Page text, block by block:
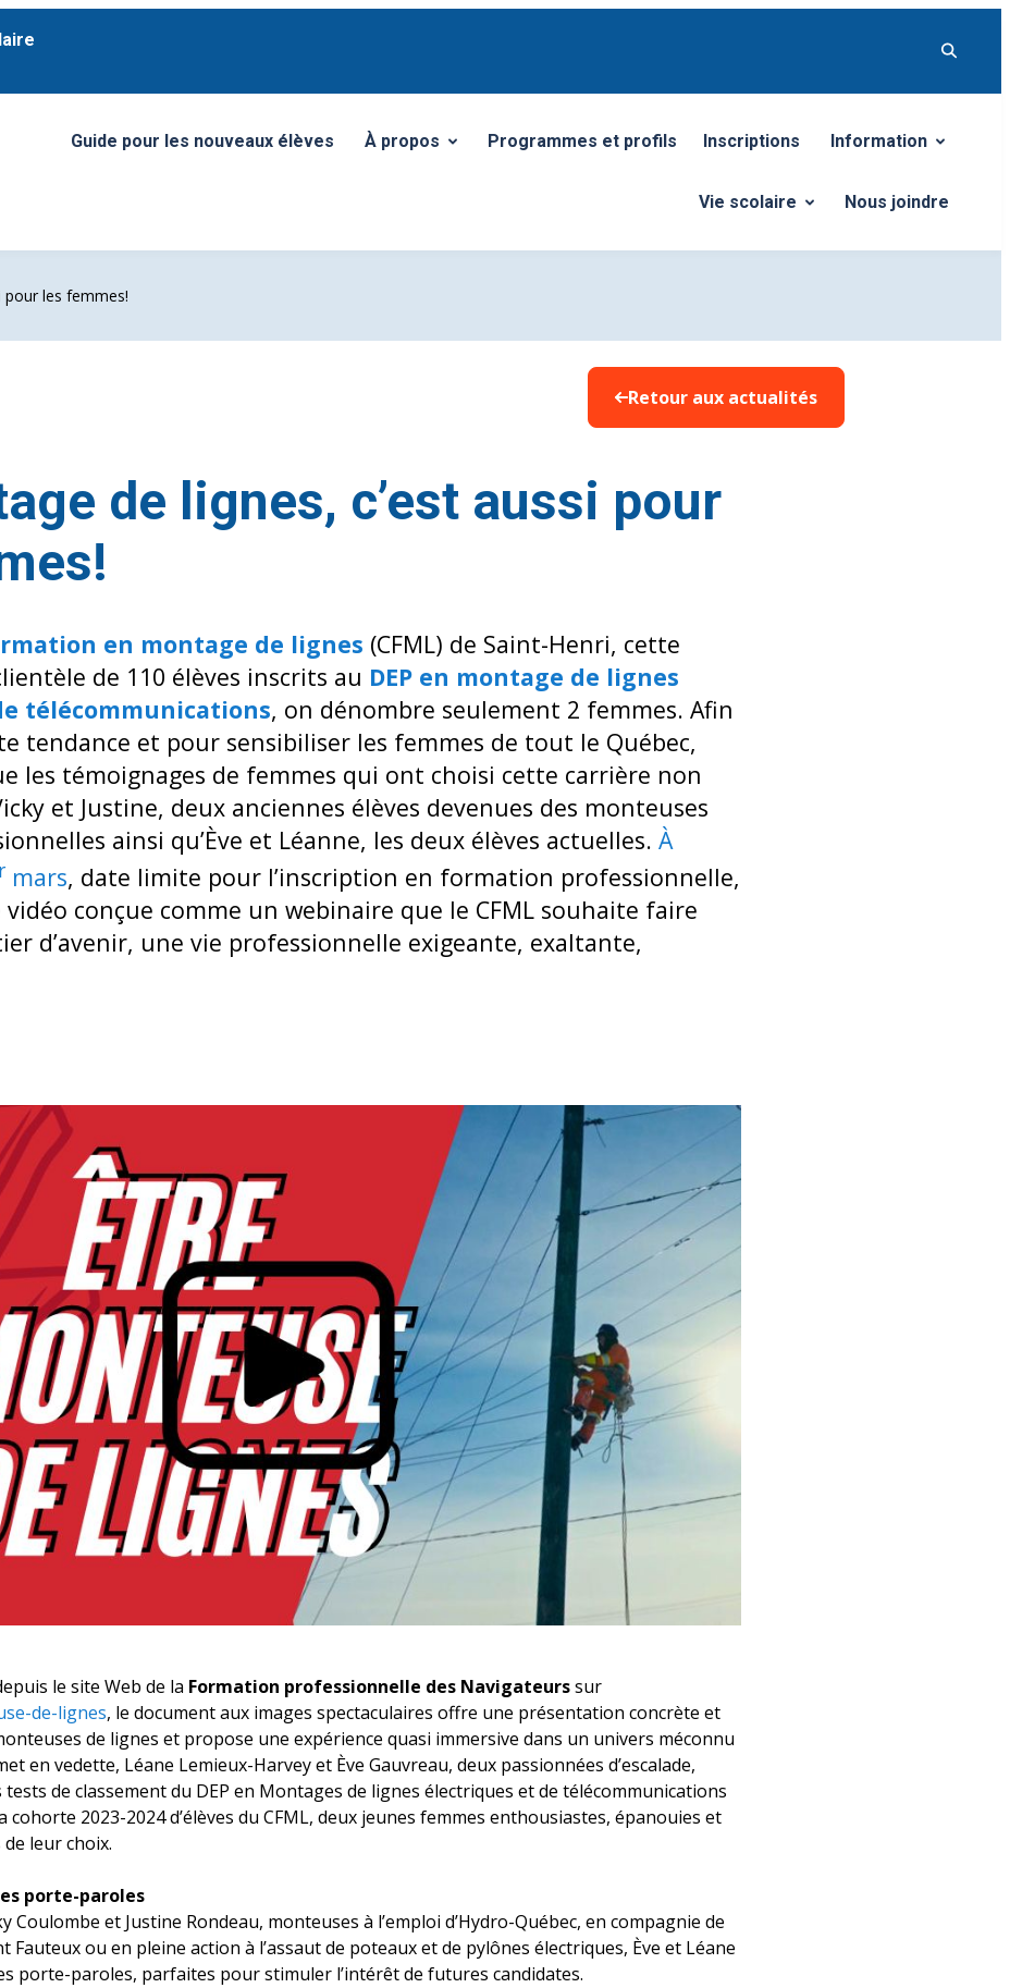
Guide pour les nouveaux élèves À propos
Ouvrir/Fermer le sous-menu
Programmes et profils Inscriptions Information
Ouvrir/Fermer le
Vie scolaire
Ouvrir/Fermer le sous-menu
Nous joindre
pour les femmes!
Retour aux actualités
de lignes, c’est aussi pour
en montage de lignes (CFML) de Saint-Henri, cette
de 110 élèves inscrits au DEP en montage de lignes
télécommunications, on dénombre seulement 2 femmes. Afin
tendance et pour sensibiliser les femmes de tout le Québec,
les témoignages de femmes qui ont choisi cette carrière non
et Justine, deux anciennes élèves devenues des monteuses
ainsi qu’Ève et Léanne, les deux élèves actuelles. À
mars, date limite pour l’inscription en formation professionnelle,
vidéo conçue comme un webinaire que le CFML souhaite faire
d’avenir, une vie professionnelle exigeante, exaltante,
le site Web de la Formation professionnelle des Navigateurssur
de-lignes, le document aux images spectaculaires offre une présentation concrète et
de lignes et propose une expérience quasi immersive dans un univers méconnu
en vedette, Léane Lemieux-Harvey et Ève Gauvreau, deux passionnées d’escalade,
tests de classement du DEP en Montages de lignes électriques et de télécommunications
cohorte 2023-2024 d’élèves du CFML, deux jeunes femmes enthousiastes, épanouies et
leur choix.
porte-paroles
Coulombe et Justine Rondeau, monteuses à l’emploi d’Hydro-Québec, en compagnie de
Fauteux ou en pleine action à l’assaut de poteaux et de pylônes électriques, Ève et Léane
porte-paroles, parfaites pour stimuler l’intérêt de futures candidates.